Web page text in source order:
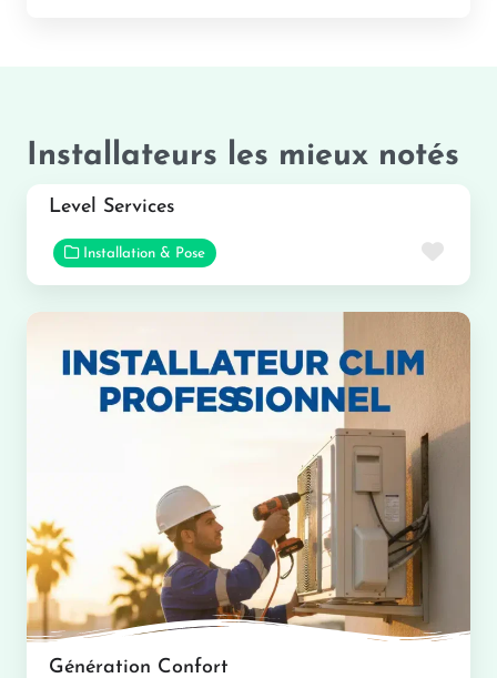
Installateurs les mieux notés
Level Services
Installation & Pose
Génération Confort